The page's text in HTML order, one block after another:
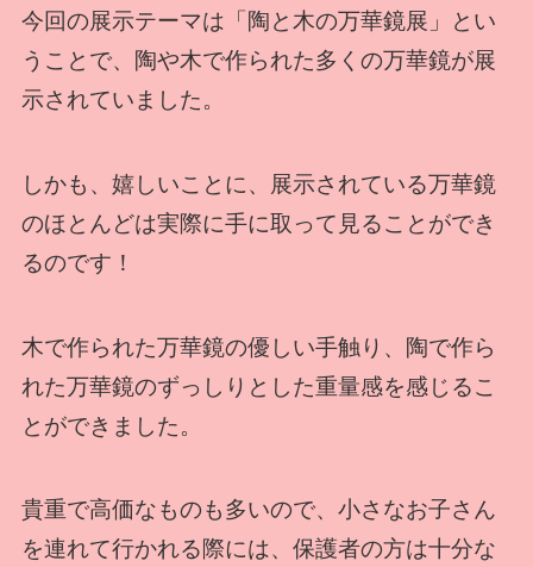
今回の展示テーマは「陶と木の万華鏡展」とい
うことで、陶や木で作られた多くの万華鏡が展
示されていました。
しかも、嬉しいことに、展示されている万華鏡
のほとんどは実際に手に取って見ることができ
るのです！
木で作られた万華鏡の優しい手触り、陶で作ら
れた万華鏡のずっしりとした重量感を感じるこ
とができました。
貴重で高価なものも多いので、小さなお子さん
を連れて行かれる際には、保護者の方は十分な